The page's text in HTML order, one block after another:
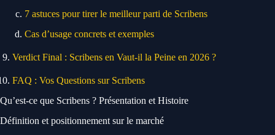
7 astuces pour tirer le meilleur parti de Scribens
Cas d’usage concrets et exemples
Verdict Final : Scribens en Vaut-il la Peine en 2026 ?
FAQ : Vos Questions sur Scribens
Qu’est-ce que Scribens ? Présentation et Histoire
Définition et positionnement sur le marché